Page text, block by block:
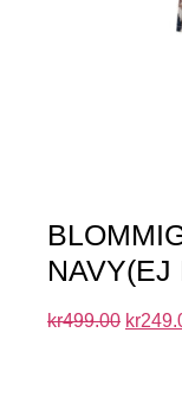
NAVY(EJ
kr499.00 kr